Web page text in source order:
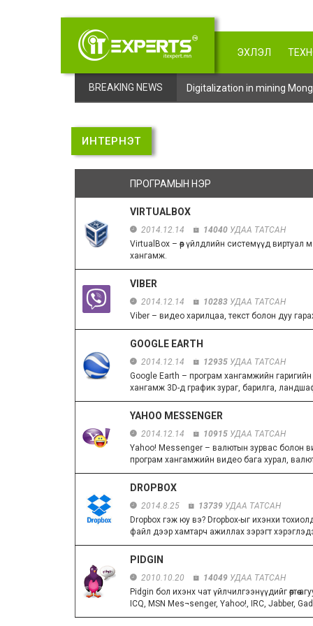
ЭХЛЭЛ
BREAKING NEWS Digitalization in mining
ИНТЕРНЭТ
ПРОГРАМЫН НЭР
VIRTUALBOX
2014.12.14 14040 УДАА ТАТСАН
VirtualBox – өөр үйлдлийн системүүд
хангамж.
VIBER
2014.12.14 10283 УДАА ТАТСАН
Viber – видео харилцаа, текст болон дуу
GOOGLE EARTH
2014.12.14 12935 УДАА ТАТСАН
Google Earth – програм хангамжийн
хангамж 3D-д график зураг, барилга,
YAHOO MESSENGER
2014.12.14 10915 УДАА ТАТСАН
Yahoo! Messenger – валютын зурвас болон
програм хангамжийн видео бага хурал,
DROPBOX
2014.8.25 13739 УДАА ТАТСАН
Dropbox гэж юу вэ? Dropbox-ыг ихэнхи
файл дээр хамтарч ажиллах зэрэгт
PIDGIN
2010.10.20 14049 УДАА ТАТСАН
Pidgin бол ихэнх чат үйлчилгээнүүдийг
ICQ, MSN Mes¬senger, Yahoo!, IRC, Jabber,